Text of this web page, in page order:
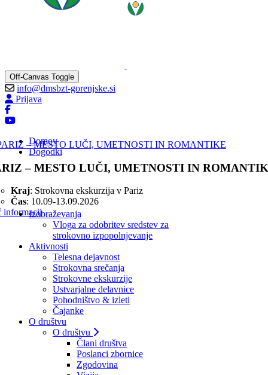
Off-Canvas Toggle
info@dmsbzt-gorenjske.si
Prijava
Domov
Dogodki
– MESTO LUČI, UMETNOSTI IN
Kraj: Strokovna ekskurzija v Pariz
Čas: 10.09-13.09.2026
informacijIzobraževanja
Vloga za odobritev sredstev za
strokovno izpopolnjevanje
Aktivnosti
Telesna dejavnost
Strokovna srečanja
Strokovne ekskurzije
Ustvarjalne delavnice
Pohodništvo & izleti
Čajanke
O društvu
O društvu
Člani društva
Poslanci zbornice
Zgodovina